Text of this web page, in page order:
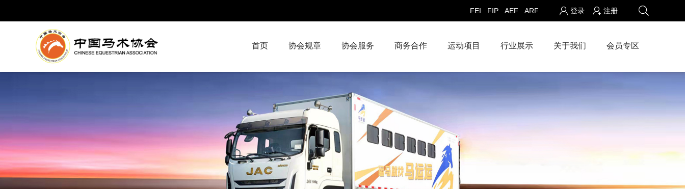
登录 注册
FEI FIP AEF ARF
首页 协会规章 协会服务 商务合作 运动项目 行业展示 关于我们 会员专区